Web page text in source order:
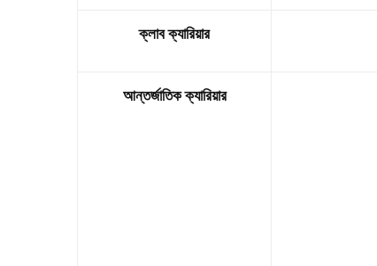
ক্লাব ক্যারিয়ার
আন্তর্জাতিক ক্যারিয়ার